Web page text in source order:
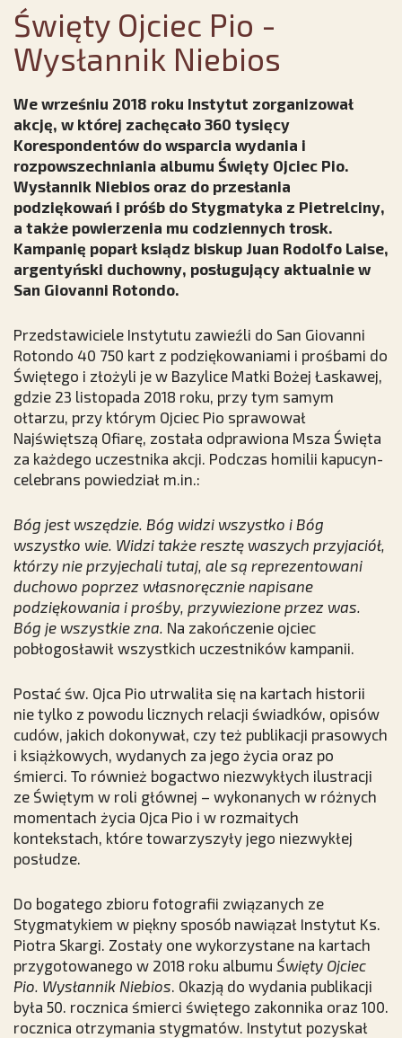
Święty Ojciec Pio -
Wysłannik Niebios
We wrześniu 2018 roku Instytut zorganizował
akcję, w której zachęcało 360 tysięcy
Korespondentów do wsparcia wydania i
rozpowszechniania albumu Święty Ojciec Pio.
Wysłannik Niebios oraz do przesłania
podziękowań i próśb do Stygmatyka z Pietrelciny,
a także powierzenia mu codziennych trosk.
Kampanię poparł ksiądz biskup Juan Rodolfo Laise,
argentyński duchowny, posługujący aktualnie w
San Giovanni Rotondo.
Przedstawiciele Instytutu zawieźli do San Giovanni
Rotondo 40 750 kart z podziękowaniami i prośbami do
Świętego i złożyli je w Bazylice Matki Bożej Łaskawej,
gdzie 23 listopada 2018 roku, przy tym samym
ołtarzu, przy którym Ojciec Pio sprawował
Najświętszą Ofiarę, została odprawiona Msza Święta
za każdego uczestnika akcji. Podczas homilii kapucyn-
celebrans powiedział m.in.:
Bóg jest wszędzie. Bóg widzi wszystko i Bóg
wszystko wie. Widzi także resztę waszych przyjaciół,
którzy nie przyjechali tutaj, ale są reprezentowani
duchowo poprzez własnoręcznie napisane
podziękowania i prośby, przywiezione przez was.
Bóg je wszystkie zna. Na zakończenie ojciec
pobłogosławił wszystkich uczestników kampanii.
Postać św. Ojca Pio utrwaliła się na kartach historii
nie tylko z powodu licznych relacji świadków, opisów
cudów, jakich dokonywał, czy też publikacji prasowych
i książkowych, wydanych za jego życia oraz po
śmierci. To również bogactwo niezwykłych ilustracji
ze Świętym w roli głównej – wykonanych w różnych
momentach życia Ojca Pio i w rozmaitych
kontekstach, które towarzyszyły jego niezwykłej
posłudze.
Do bogatego zbioru fotografii związanych ze
Stygmatykiem w piękny sposób nawiązał Instytut Ks.
Piotra Skargi. Zostały one wykorzystane na kartach
przygotowanego w 2018 roku albumu Święty Ojciec
Pio. Wysłannik Niebios. Okazją do wydania publikacji
była 50. rocznica śmierci świętego zakonnika oraz 100.
rocznica otrzymania stygmatów. Instytut pozyskał